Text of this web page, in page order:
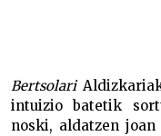
Bertsolari
intuizio batetik
noski, aldatzen